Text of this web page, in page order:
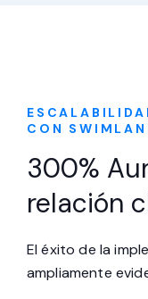
CON
300%
relación
El éxito de la
ampliamente